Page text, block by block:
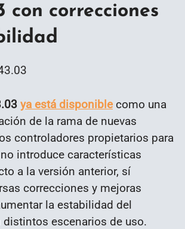
con correcciones
ya está disponiblecomo una
de la rama de nuevas
controladores propietarios para
introduce características
a la versión anterior, sí
correcciones y mejoras
la estabilidad del
escenarios de uso.